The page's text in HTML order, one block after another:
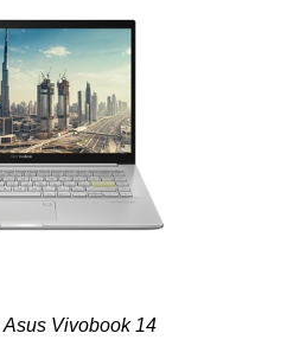
Asus Vivobook 14